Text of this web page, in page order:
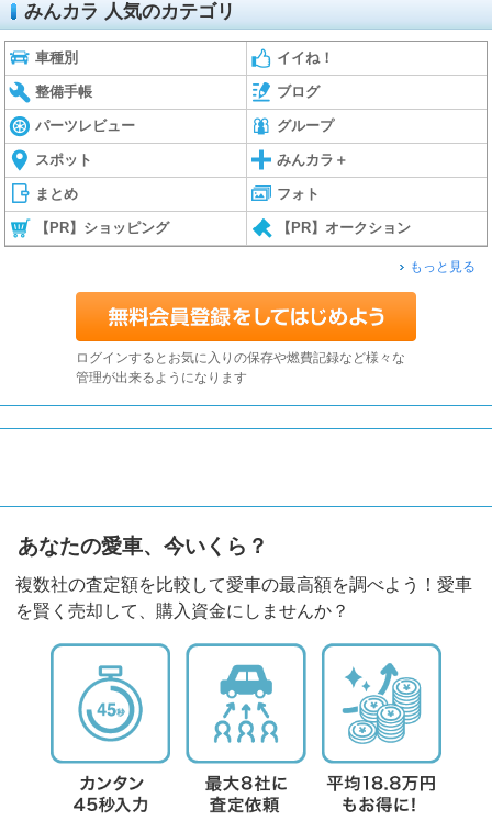
みんカラ 人気のカテゴリ
車種別 イイね！
整備手帳 ブログ
パーツレビュー グループ
スポット みんカラ＋
まとめ フォト
【PR】ショッピング 【PR】オークション
もっと見る
ログインするとお気に入りの保存や燃費記録など様々な
管理が出来るようになります
あなたの愛車、今いくら？
複数社の査定額を比較して愛車の最高額を調べよう！愛車
を賢く売却して、購入資金にしませんか？